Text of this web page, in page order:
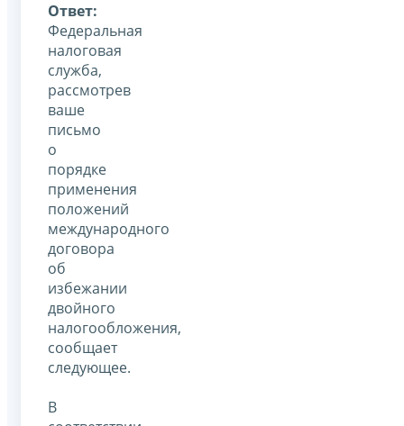
Ответ:
Федеральная
налоговая
служба,
рассмотрев
ваше
письмо
о
порядке
применения
положений
международного
договора
об
избежании
двойного
налогообложения,
сообщает
следующее.
В